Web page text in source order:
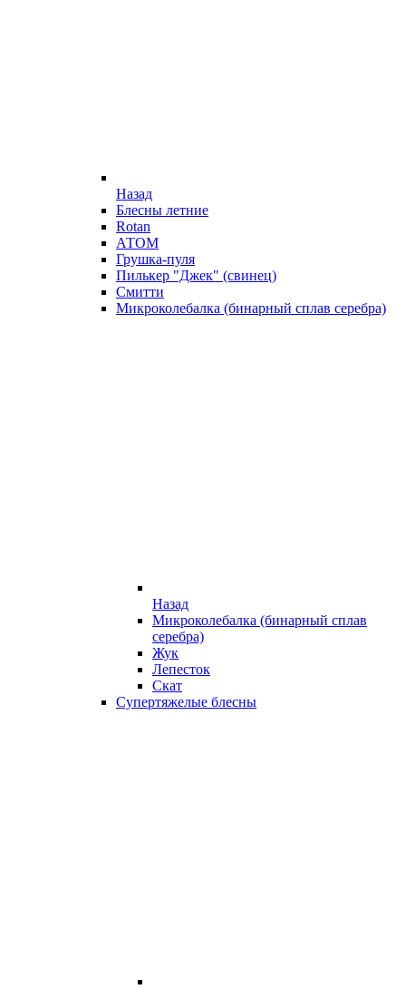
Назад
Блесны летние
Rotan
АТОМ
Грушка-пуля
Пилькер "Джек" (свинец)
Смитти
Микроколебалка (бинарный сплав серебра)
Назад
Микроколебалка (бинарный сплав
серебра)
Жук
Лепесток
Скат
Супертяжелые блесны